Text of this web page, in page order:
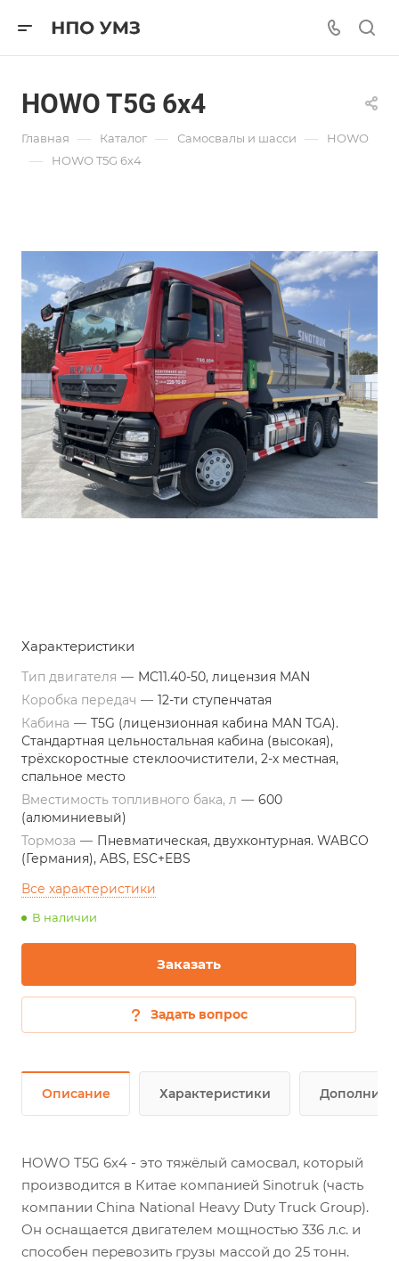
HOWO T5G 6х4
Главная — Каталог — Самосвалы и шасси — HOWO
— HOWO T5G 6х4
Характеристики
Тип двигателя — MC11.40-50, лицензия MAN
Коробка передач — 12-ти ступенчатая
Кабина — T5G (лицензионная кабина MAN TGA).
Стандартная цельностальная кабина (высокая),
трёхскоростные стеклоочистители, 2-х местная,
спальное место
Вместимость топливного бака, л — 600
(алюминиевый)
Тормоза — Пневматическая, двухконтурная. WABCO
(Германия), ABS, ESC+EBS
Все характеристики
В наличии
Заказать
Задать вопрос
Описание Характеристики
HOWO T5G 6х4 - это тяжёлый самосвал, который
производится в Китае компанией Sinotruk (часть
компании China National Heavy Duty Truck Group).
Он оснащается двигателем мощностью 336 л.с. и
способен перевозить грузы массой до 25 тонн.